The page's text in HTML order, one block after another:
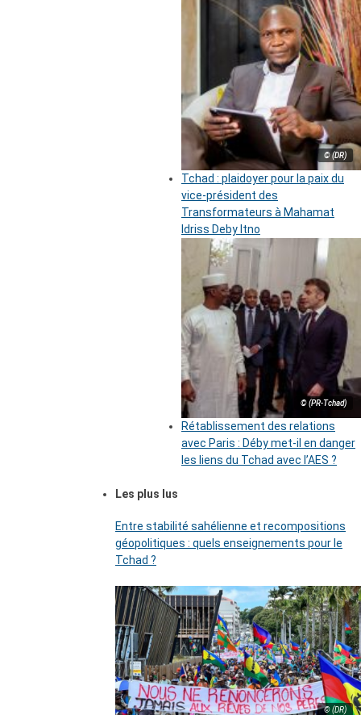
© (DR)
Tchad : plaidoyer pour la paix du
vice-président des
Transformateurs à Mahamat
Idriss Deby Itno
© (PR-Tchad)
Rétablissement des relations
avec Paris : Déby met-il en danger
les liens du Tchad avec l’AES ?
Les plus lus
Entre stabilité sahélienne et recompositions
géopolitiques : quels enseignements pour le
Tchad ?
© (DR)